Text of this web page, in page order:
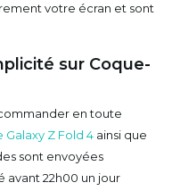
votre écran et sont
sur Coque-
en toute
Z Fold 4 ainsi que
sont envoyées
avant 22h00 un jour